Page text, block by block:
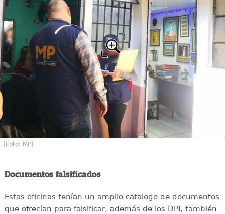
(Foto: MP)
Documentos falsificados
Estas oficinas tenían un amplio catalogo de documentos
que ofrecían para falsificar, además de los DPI, también